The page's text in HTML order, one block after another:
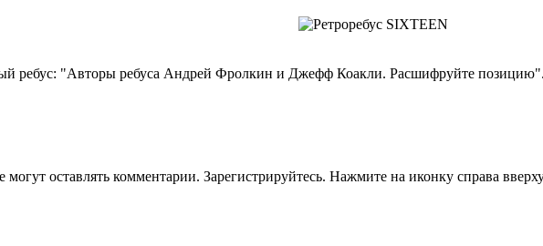
ребус: "Авторы ребуса Андрей Фролкин и Джефф Коакли. Расшифруйте позицию".
могут оставлять комментарии. Зарегистрируйтесь. Нажмите на иконку справа